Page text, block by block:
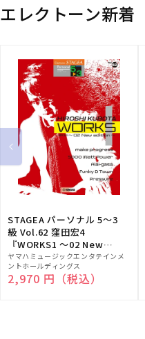
エレクトーン新着
STAGEA パーソナル 5～3
級 Vol.62 窪田宏4
『WORKS1 ～02 New
edition～』
販
売
元:
ヤマハミュージックエンタテインメ
ントホールディングス
通常価格
2,970 円（税込）